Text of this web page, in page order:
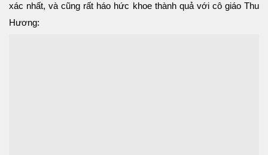
xác nhất, và cũng rất háo hức khoe thành quả với cô giáo Thu
Hương: